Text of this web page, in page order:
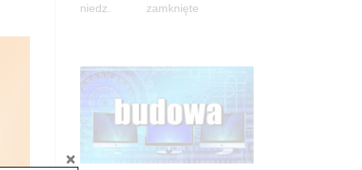
niedz. zamknięte